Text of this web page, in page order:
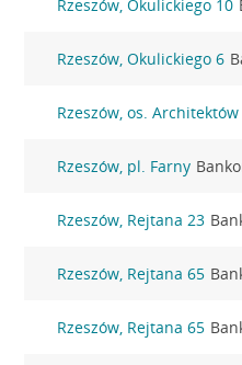
Rzeszów, Okulickiego 10
Rzeszów, Okulickiego 6
Rzeszów, os.
Rzeszów, pl. Farny
Rzeszów, Rejtana 23
Rzeszów, Rejtana 65
Rzeszów, Rejtana 65